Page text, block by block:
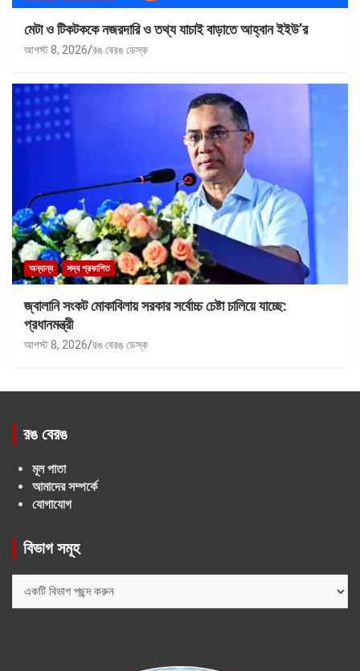
মেটা ও টিকটককে নজরদারি ও তথ্য যাচাই বাড়াতে আহ্বান ইইউ’র
আগস্ট 8, 2026 রঙ বেরঙ ডেস্ক
অন্যান্য সদ্য প্রকাশিত
জ্বালানি সংকট মোকাবিলায় সরকার সর্বোচ্চ চেষ্টা চালিয়ে যাচ্ছে:
প্রধানমন্ত্রী
আগস্ট 8, 2026 রঙ বেরঙ ডেস্ক
রঙ বেরঙ
মূল পাতা
আমাদের সম্পর্কে
যোগাযোগ
বিভাগ সমূহ